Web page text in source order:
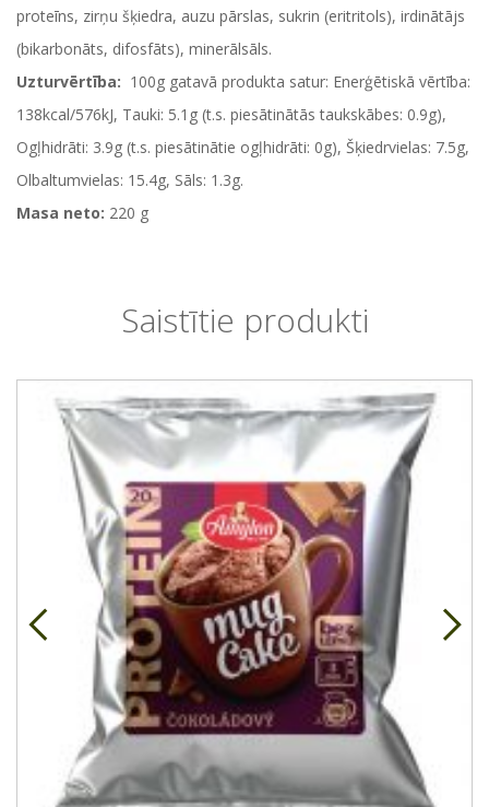
proteīns, zirņu šķiedra, auzu pārslas, sukrin (eritritols), irdinātājs
(bikarbonāts, difosfāts), minerālsāls.
Uzturvērtība: 100g gatavā produkta satur: Enerģētiskā vērtība:
138kcal/576kJ, Tauki: 5.1g (t.s. piesātinātās taukskābes: 0.9g),
Ogļhidrāti: 3.9g (t.s. piesātinātie ogļhidrāti: 0g), Šķiedrvielas: 7.5g,
Olbaltumvielas: 15.4g, Sāls: 1.3g.
Masa neto: 220 g
Saistītie produkti